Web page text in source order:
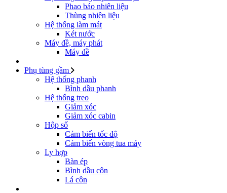
Phao báo nhiên liệu
Thùng nhiên liệu
Hệ thống làm mát
Két nước
Máy đề, máy phát
Máy đề
Phụ tùng gầm
Hệ thống phanh
Bình dầu phanh
Hệ thống treo
Giảm xóc
Giảm xóc cabin
Hộp số
Cảm biến tốc độ
Cảm biến vòng tua máy
Ly hợp
Bàn ép
Bình dầu côn
Lá côn